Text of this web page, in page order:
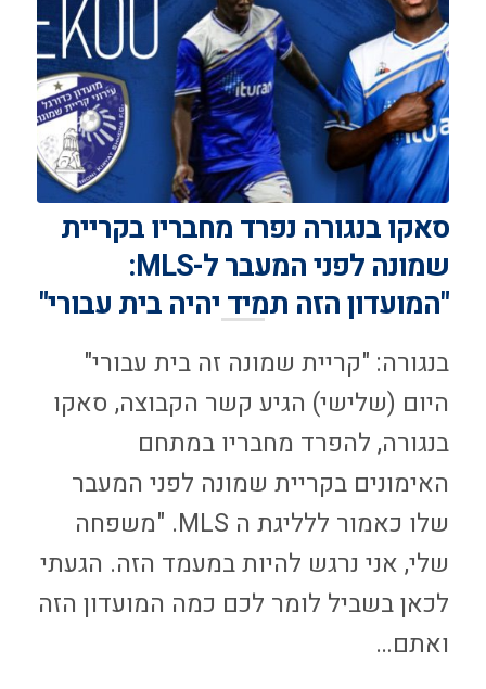
סאקו בנגורה נפרד מחבריו בקריית
שמונה לפני המעבר ל-MLS:
"המועדון הזה תמיד יהיה בית עבורי"
בנגורה: "קריית שמונה זה בית עבורי"
היום (שלישי) הגיע קשר הקבוצה, סאקו
בנגורה, להפרד מחבריו במתחם
האימונים בקריית שמונה לפני המעבר
שלו כאמור ללליגת ה MLS. "משפחה
שלי, אני נרגש להיות במעמד הזה. הגעתי
לכאן בשביל לומר לכם כמה המועדון הזה
ואתם…